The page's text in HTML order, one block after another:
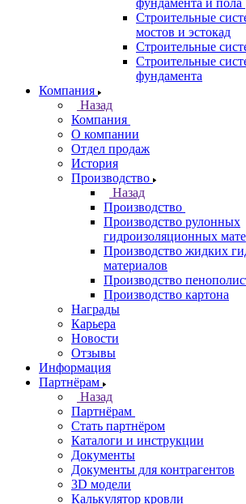
фундамента и пола
Строительные
мостов и эстокад
Строительные
Строительные
фундамента
Компания
Назад
Компания
О компании
Отдел продаж
История
Производство
Назад
Производство
Производство рулонных
гидроизоляционных
Производство жидких
материалов
Производство
Производство картона
Награды
Карьера
Новости
Отзывы
Информация
Партнёрам
Назад
Партнёрам
Стать партнёром
Каталоги и инструкции
Документы
Документы для контрагентов
3D модели
Калькулятор кровли